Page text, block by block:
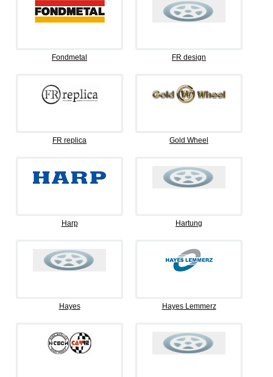
Fondmetal FR design
FR replica Gold Wheel
Harp Hartung
Hayes Hayes Lemmerz